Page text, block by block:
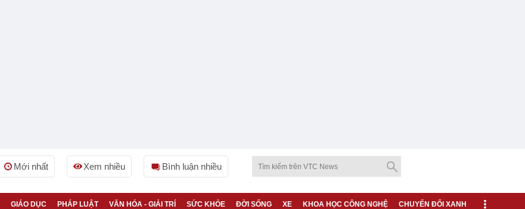
Mới nhất Xem nhiều Bình luận nhiều
GIÁO DỤC PHÁP LUẬT VĂN HÓA - GIẢI TRÍ SỨC KHỎE ĐỜI SỐNG XE KHOA HỌC CÔNG NGHỆ CHUYỂN ĐỔI XANH